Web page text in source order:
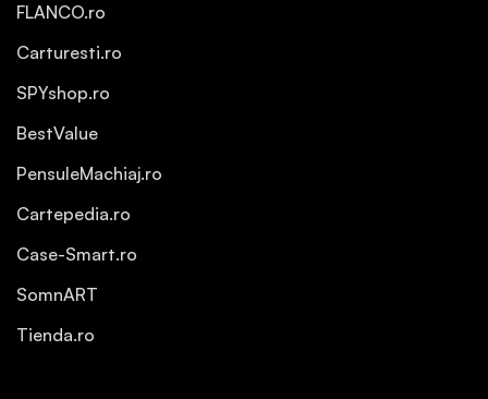
FLANCO.ro
Carturesti.ro
SPYshop.ro
BestValue
PensuleMachiaj.ro
Cartepedia.ro
Case-Smart.ro
SomnART
Tienda.ro